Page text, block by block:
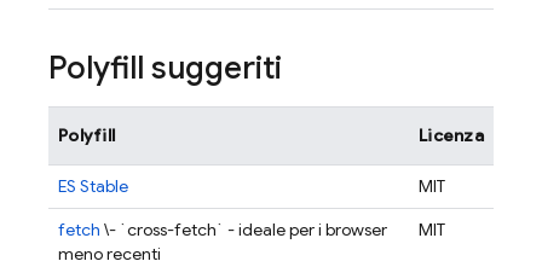
Polyfill suggeriti
Polyfill Licenza
ES Stable
MIT
fetch \- `cross-fetch` - ideale per i browser
meno recenti
MIT